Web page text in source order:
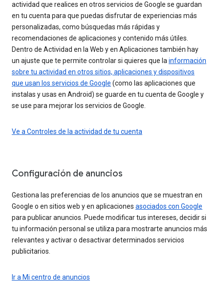
actividad que realices en otros servicios de Google se guardan
en tu cuenta para que puedas disfrutar de experiencias más
personalizadas, como búsquedas más rápidas y
recomendaciones de aplicaciones y contenido más útiles.
Dentro de Actividad en la Web y en Aplicaciones también hay
un ajuste que te permite controlar si quieres que la información
sobre tu actividad en otros sitios, aplicaciones y dispositivos
que usan los servicios de Google (como las aplicaciones que
instalas y usas en Android) se guarde en tu cuenta de Google y
se use para mejorar los servicios de Google.
Ve a Controles de la actividad de tu cuenta
Configuración de anuncios
Gestiona las preferencias de los anuncios que se muestran en
Google o en sitios web y en aplicaciones asociados con Google
para publicar anuncios. Puede modificar tus intereses, decidir si
tu información personal se utiliza para mostrarte anuncios más
relevantes y activar o desactivar determinados servicios
publicitarios.
Ir a Mi centro de anuncios